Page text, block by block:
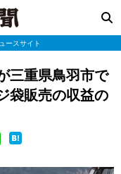
ースサイト
三重県鳥羽市で
袋販売の収益の